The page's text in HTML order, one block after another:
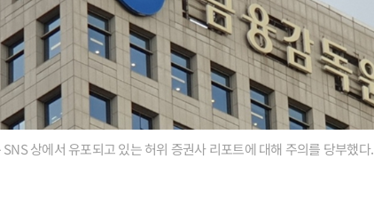
상에서 유포되고 있는 허위 증권사 리포트에 대해 주의를 당부했다.